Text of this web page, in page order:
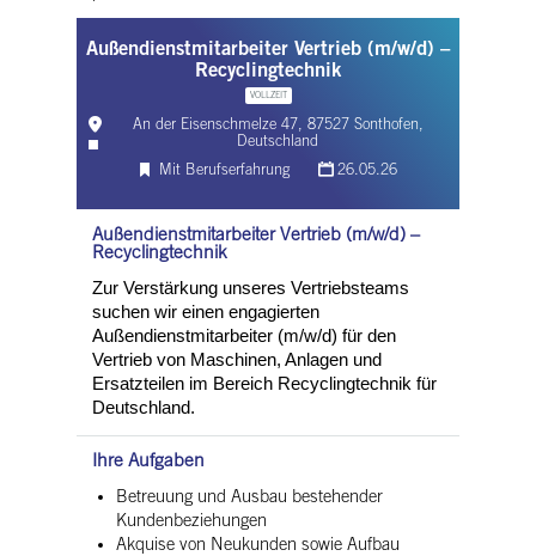
Außendienstmitarbeiter Vertrieb (m/w/d) –
Recyclingtechnik
VOLLZEIT
An der Eisenschmelze 47, 87527 Sonthofen,
Deutschland
Mit Berufserfahrung
26.05.26
Außendienstmitarbeiter Vertrieb (m/w/d) –
Recyclingtechnik
Zur Verstärkung unseres Vertriebsteams
suchen wir einen engagierten
Außendienstmitarbeiter (m/w/d) für den
Vertrieb von Maschinen, Anlagen und
Ersatzteilen im Bereich Recyclingtechnik für
Deutschland.
Ihre Aufgaben
Betreuung und Ausbau bestehender
Kundenbeziehungen
Akquise von Neukunden sowie Aufbau